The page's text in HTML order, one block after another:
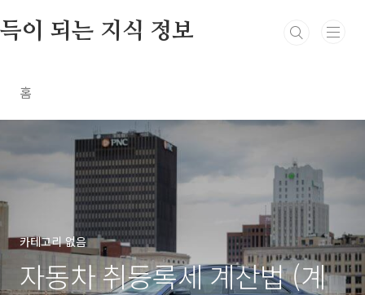
득이 되는 지식 정보
홈
카테고리 없음
자동차 취등록세 계산법 (계